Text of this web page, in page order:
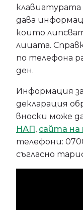
дава
които
лицата.
по телефона
ден.
Информация
декларация
вноски може
НАП, сайта на
телефони:
съгласно